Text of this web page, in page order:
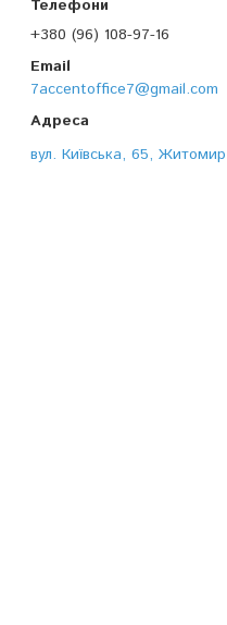
+380 (96) 108-97-16
7accentoffice7@gmail.com
вул. Київська, 65,